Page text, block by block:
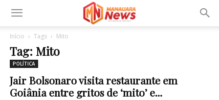
Início Tags Mito
Tag: Mito
POLÍTICA
Jair Bolsonaro visita restaurante em
Goiânia entre gritos de ‘mito’ e...